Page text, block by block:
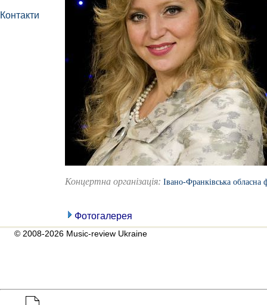
Контакти
Концертна організація: Івано-Франківська обласна
Фотогалерея
© 2008-2026 Music-review Ukraine